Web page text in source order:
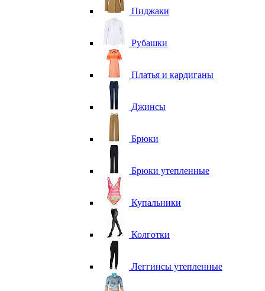
Пиджаки
Рубашки
Платья и кардиганы
Джинсы
Брюки
Брюки утепленные
Купальники
Колготки
Леггинсы утепленные